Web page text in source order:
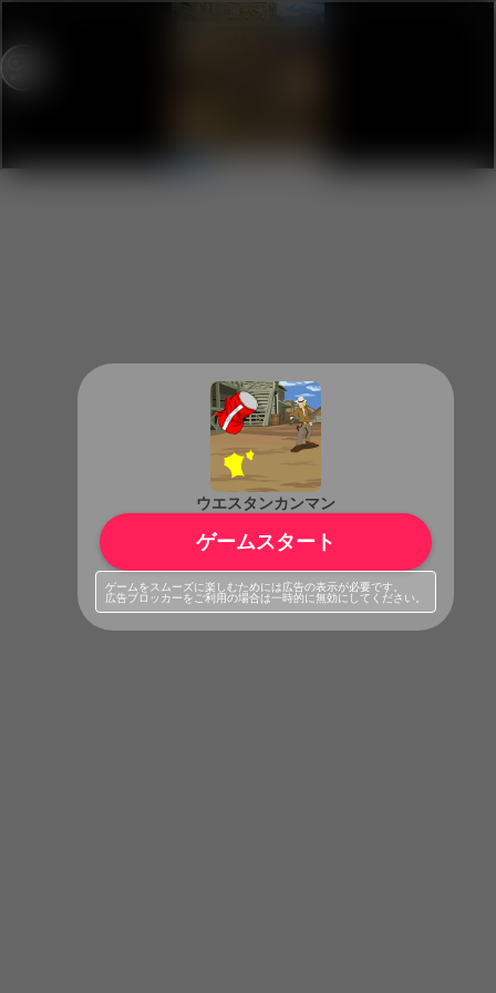
ウエスタンカンマン
ゲームスタート
ゲームをスムーズに楽しむためには広告の表示が必要です。
広告ブロッカーをご利用の場合は一時的に無効にしてください。